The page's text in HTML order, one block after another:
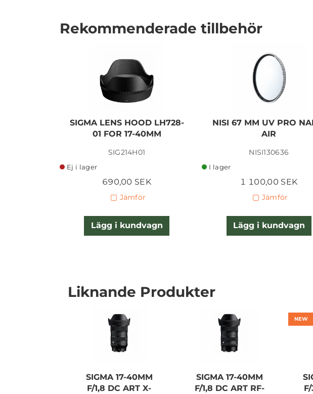
I lager
Rekommenderade tillbehör
SIGMA LENS HOOD LH728-
01 FOR 17-40MM
SIG214H01
Ej i lager
690,00 SEK
Jämför
Lägg i kundvagn
NISI 67 MM UV PRO
AIR
NISI130636
I lager
1 100,00 SEK
Jämför
Lägg i kundvagn
Liknande Produkter
SIGMA 17-40MM
F/1,8 DC ART X-
SIGMA 17-40MM
F/1,8 DC ART RF-
NEW